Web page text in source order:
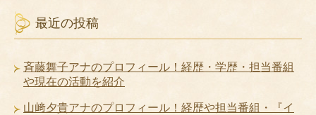
最近の投稿
斉藤舞子アナのプロフィール！経歴・学歴・担当番組
や現在の活動を紹介
山﨑夕貴アナのプロフィール！経歴や担当番組・『イ